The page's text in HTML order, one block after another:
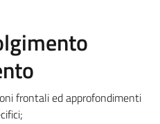
frontali ed approfondimenti